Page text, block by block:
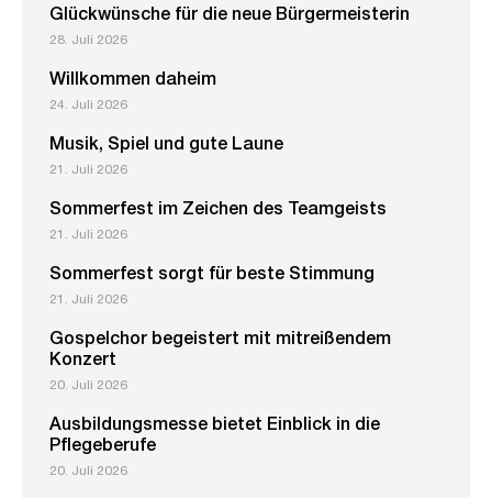
Glückwünsche für die neue Bürgermeisterin
28. Juli 2026
Willkommen daheim
24. Juli 2026
Musik, Spiel und gute Laune
21. Juli 2026
Sommerfest im Zeichen des Teamgeists
21. Juli 2026
Sommerfest sorgt für beste Stimmung
21. Juli 2026
Gospelchor begeistert mit mitreißendem
Konzert
20. Juli 2026
Ausbildungsmesse bietet Einblick in die
Pflegeberufe
20. Juli 2026